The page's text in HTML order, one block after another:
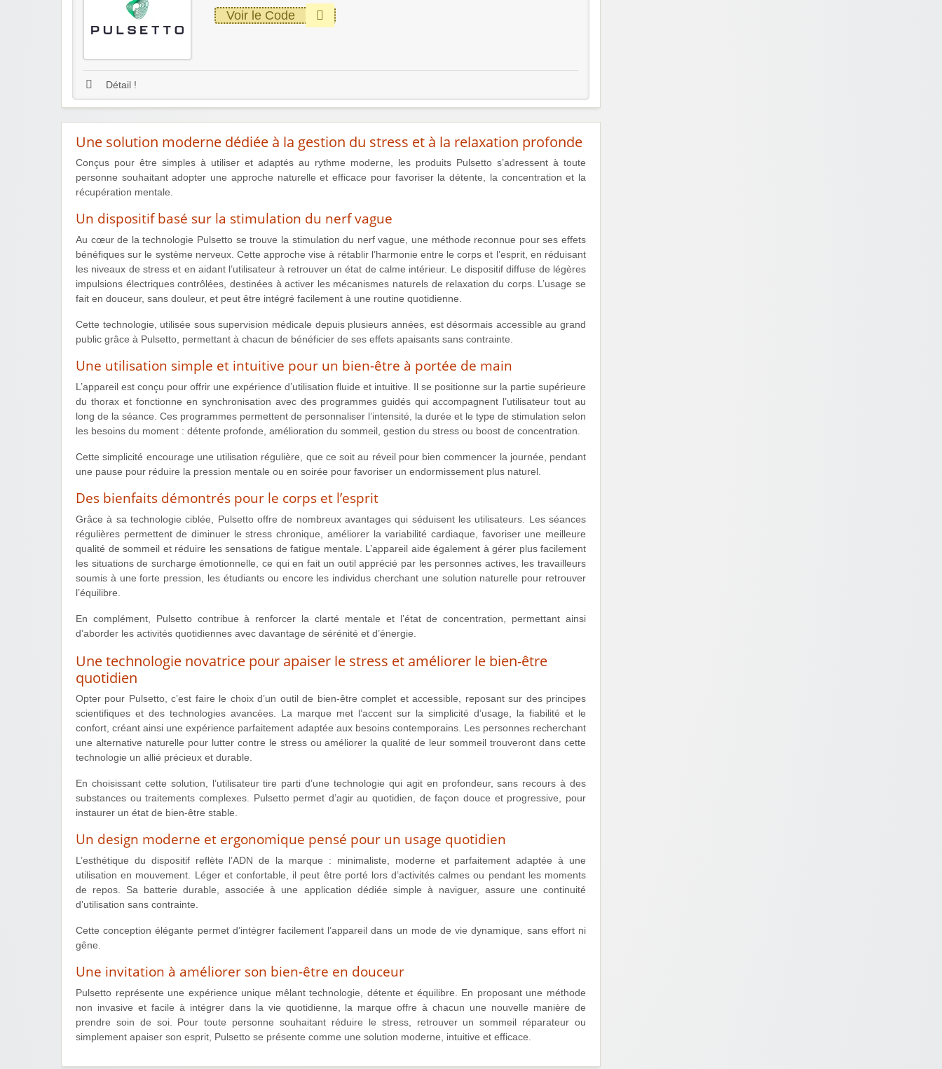
Voir le Code
Détail !
Une solution moderne dédiée à la gestion du stress et à la relaxation profonde
Conçus pour être simples à utiliser et adaptés au rythme moderne, les produits Pulsetto s’adressent à toute
personne souhaitant adopter une approche naturelle et efficace pour favoriser la détente, la concentration et la
récupération mentale.
Un dispositif basé sur la stimulation du nerf vague
Au cœur de la technologie Pulsetto se trouve la stimulation du nerf vague, une méthode reconnue pour ses effets
bénéfiques sur le système nerveux. Cette approche vise à rétablir l’harmonie entre le corps et l’esprit, en réduisant
les niveaux de stress et en aidant l’utilisateur à retrouver un état de calme intérieur. Le dispositif diffuse de légères
impulsions électriques contrôlées, destinées à activer les mécanismes naturels de relaxation du corps. L’usage se
fait en douceur, sans douleur, et peut être intégré facilement à une routine quotidienne.
Cette technologie, utilisée sous supervision médicale depuis plusieurs années, est désormais accessible au grand
public grâce à Pulsetto, permettant à chacun de bénéficier de ses effets apaisants sans contrainte.
Une utilisation simple et intuitive pour un bien-être à portée de main
L’appareil est conçu pour offrir une expérience d’utilisation fluide et intuitive. Il se positionne sur la partie supérieure
du thorax et fonctionne en synchronisation avec des programmes guidés qui accompagnent l’utilisateur tout au
long de la séance. Ces programmes permettent de personnaliser l’intensité, la durée et le type de stimulation selon
les besoins du moment : détente profonde, amélioration du sommeil, gestion du stress ou boost de concentration.
Cette simplicité encourage une utilisation régulière, que ce soit au réveil pour bien commencer la journée, pendant
une pause pour réduire la pression mentale ou en soirée pour favoriser un endormissement plus naturel.
Des bienfaits démontrés pour le corps et l’esprit
Grâce à sa technologie ciblée, Pulsetto offre de nombreux avantages qui séduisent les utilisateurs. Les séances
régulières permettent de diminuer le stress chronique, améliorer la variabilité cardiaque, favoriser une meilleure
qualité de sommeil et réduire les sensations de fatigue mentale. L’appareil aide également à gérer plus facilement
les situations de surcharge émotionnelle, ce qui en fait un outil apprécié par les personnes actives, les travailleurs
soumis à une forte pression, les étudiants ou encore les individus cherchant une solution naturelle pour retrouver
l’équilibre.
En complément, Pulsetto contribue à renforcer la clarté mentale et l’état de concentration, permettant ainsi
d’aborder les activités quotidiennes avec davantage de sérénité et d’énergie.
Une technologie novatrice pour apaiser le stress et améliorer le bien-être
quotidien
Opter pour Pulsetto, c’est faire le choix d’un outil de bien-être complet et accessible, reposant sur des principes
scientifiques et des technologies avancées. La marque met l’accent sur la simplicité d’usage, la fiabilité et le
confort, créant ainsi une expérience parfaitement adaptée aux besoins contemporains. Les personnes recherchant
une alternative naturelle pour lutter contre le stress ou améliorer la qualité de leur sommeil trouveront dans cette
technologie un allié précieux et durable.
En choisissant cette solution, l’utilisateur tire parti d’une technologie qui agit en profondeur, sans recours à des
substances ou traitements complexes. Pulsetto permet d’agir au quotidien, de façon douce et progressive, pour
instaurer un état de bien-être stable.
Un design moderne et ergonomique pensé pour un usage quotidien
L’esthétique du dispositif reflète l’ADN de la marque : minimaliste, moderne et parfaitement adaptée à une
utilisation en mouvement. Léger et confortable, il peut être porté lors d’activités calmes ou pendant les moments
de repos. Sa batterie durable, associée à une application dédiée simple à naviguer, assure une continuité
d’utilisation sans contrainte.
Cette conception élégante permet d’intégrer facilement l’appareil dans un mode de vie dynamique, sans effort ni
gêne.
Une invitation à améliorer son bien-être en douceur
Pulsetto représente une expérience unique mêlant technologie, détente et équilibre. En proposant une méthode
non invasive et facile à intégrer dans la vie quotidienne, la marque offre à chacun une nouvelle manière de
prendre soin de soi. Pour toute personne souhaitant réduire le stress, retrouver un sommeil réparateur ou
simplement apaiser son esprit, Pulsetto se présente comme une solution moderne, intuitive et efficace.